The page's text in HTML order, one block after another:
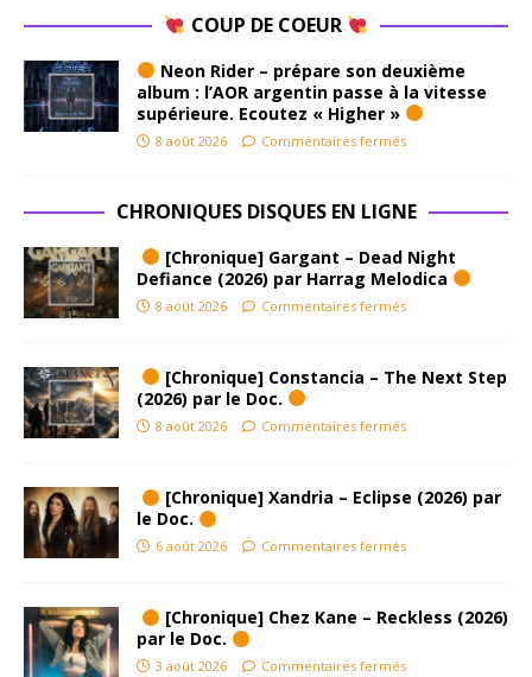
COUP DE COEUR
Neon Rider – prépare son deuxième
album : l’AOR argentin passe à la vitesse
supérieure. Ecoutez « Higher »
8 août 2026 Commentaires fermés
CHRONIQUES DISQUES EN LIGNE
[Chronique] Gargant – Dead Night
Defiance (2026) par Harrag Melodica
8 août 2026 Commentaires fermés
[Chronique] Constancia – The Next Step
(2026) par le Doc.
8 août 2026 Commentaires fermés
[Chronique] Xandria – Eclipse (2026) par
le Doc.
6 août 2026 Commentaires fermés
[Chronique] Chez Kane – Reckless (2026)
par le Doc.
3 août 2026 Commentaires fermés